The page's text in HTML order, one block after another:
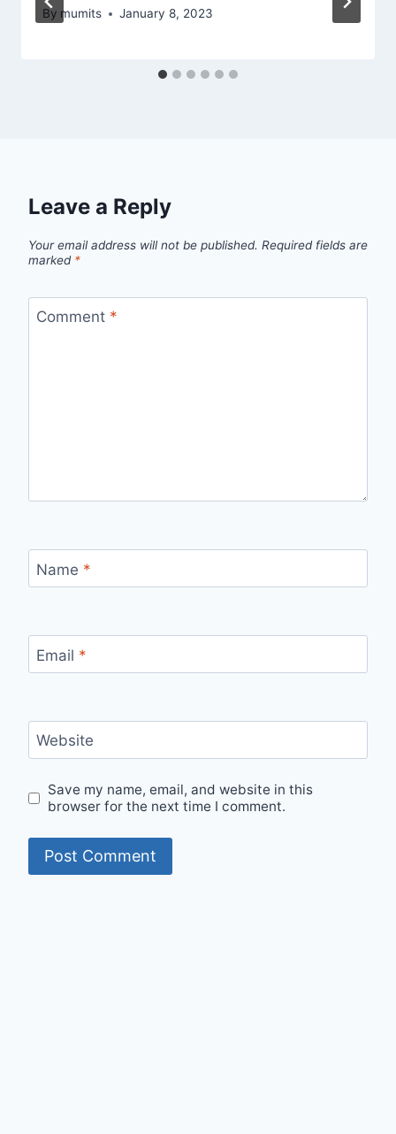
By mumits January 8, 2023
Leave a Reply
Your email address will not be published. Required fields are
marked *
Comment *
Name *
Email *
Website
Save my name, email, and website in this
browser for the next time I comment.